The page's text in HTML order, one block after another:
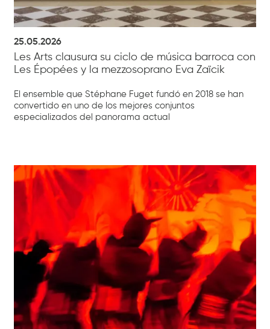
25.05.2026
Les Arts clausura su ciclo de música barroca con
Les Épopées y la mezzosoprano Eva Zaïcik
El ensemble que Stéphane Fuget fundó en 2018 se han
convertido en uno de los mejores conjuntos
especializados del panorama actual